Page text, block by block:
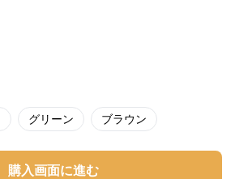
グリーン ブラウン
購入画面に進む